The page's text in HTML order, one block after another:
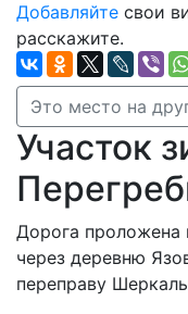
Добавляйте свои
расскажите.
Это место на
Участок
Дорога проложена
через деревню
переправу